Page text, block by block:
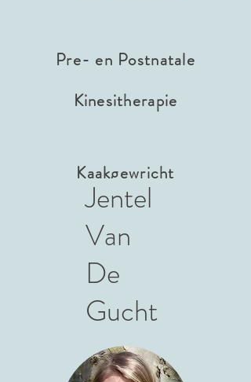
Pre- en Postnatale
Kinesitherapie
Kaakgewricht
Jentel
Van
De
Gucht